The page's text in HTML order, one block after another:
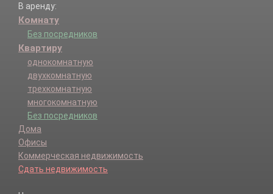
В аренду:
Комнату
Без посредников
Квартиру
однокомнатную
двухкомнатную
трехкомнатную
многокомнатную
Без посредников
Дома
Офисы
Коммерческая недвижимость
Сдать недвижимость